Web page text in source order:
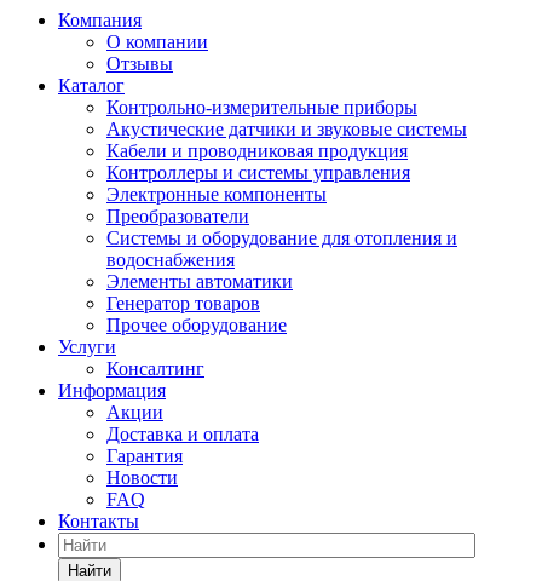
Компания
О компании
Отзывы
Каталог
Контрольно-измерительные приборы
Акустические датчики и звуковые системы
Кабели и проводниковая продукция
Контроллеры и системы управления
Электронные компоненты
Преобразователи
Системы и оборудование для отопления и
водоснабжения
Элементы автоматики
Генератор товаров
Прочее оборудование
Услуги
Консалтинг
Информация
Акции
Доставка и оплата
Гарантия
Новости
FAQ
Контакты
Найти